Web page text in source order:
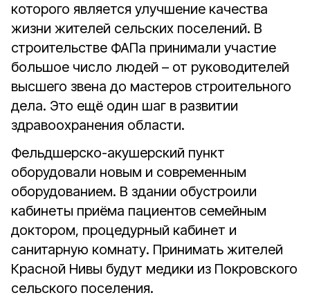
которого является улучшение качества
жизни жителей сельских поселений. В
строительстве ФАПа принимали участие
большое число людей – от руководителей
высшего звена до мастеров строительного
дела. Это ещё один шаг в развитии
здравоохранения области.
Фельдшерско-акушерский пункт
оборудовали новым и современным
оборудованием. В здании обустроили
кабинеты приёма пациентов семейным
доктором, процедурный кабинет и
санитарную комнату. Принимать жителей
Красной Нивы будут медики из Покровского
сельского поселения.